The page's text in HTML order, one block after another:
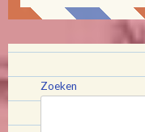
Zoeken